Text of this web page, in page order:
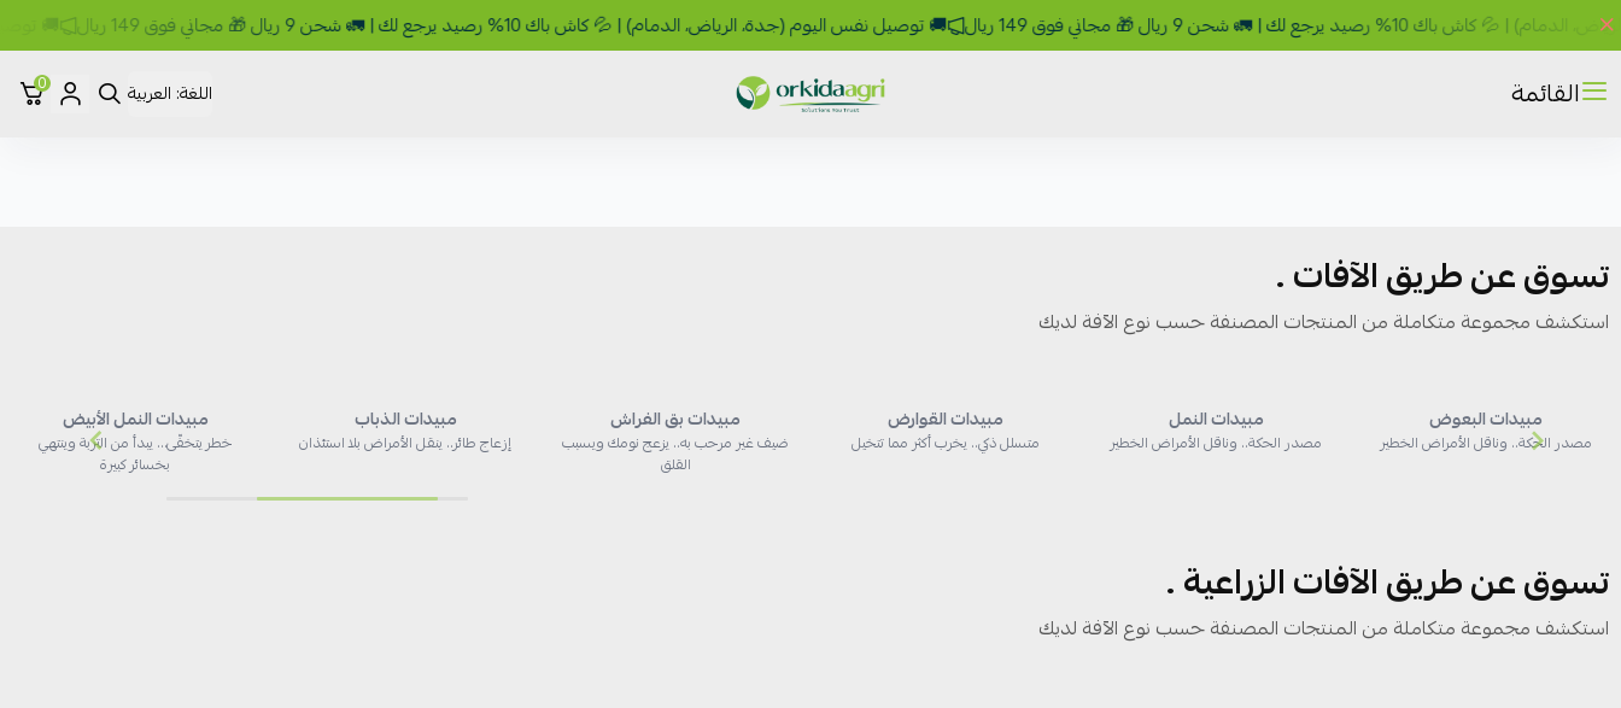
يرجع لك | 🚛 شحن 9 ريال 🎁 مجاني فوق 149 ريال 🚚 توصيل نفس اليوم (جدة، الرياض، الدمام) | 💦 كاش باك 10% رصيد يرجع لك | 🚛 شحن 9 ريال 🎁 مجاني فوق 149 ريال 🚚 توصيل نفس
القائمة أوركيدا للمبيدات الزراعية اللغة: العربية 0
تسوق عن طريق الآفات .
استكشف مجموعة متكاملة من المنتجات المصنفة حسب نوع الآفة لديك
مبيدات البعوض
مصدر الحكة.. وناقل الأمراض الخطير
مبيدات النمل
مصدر الحكة.. وناقل الأمراض الخطير
مبيدات القوارض
متسلل ذكي.. يخرب أكثر مما تتخيل
مبيدات بق الفراش
ضيف غير مرحب به.. يزعج نومك ويسبب
القلق
مبيدات الذباب
إزعاج طائر.. ينقل الأمراض بلا استئذان
مبيدات النمل الأبيض
خطر يتخفّى… يبدأ من التربة وينتهي
بخسائر كبيرة
تسوق عن طريق الآفات الزراعية .
استكشف مجموعة متكاملة من المنتجات المصنفة حسب نوع الآفة لديك